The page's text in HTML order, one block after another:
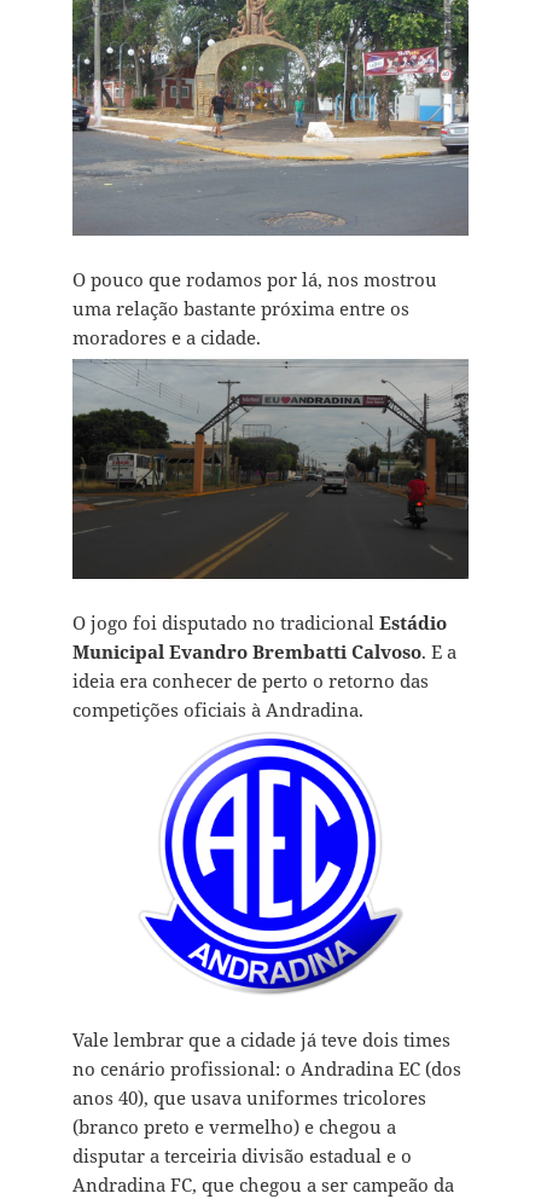
O pouco que rodamos por lá, nos mostrou
uma relação bastante próxima entre os
moradores e a cidade.
O jogo foi disputado no tradicional Estádio
Municipal Evandro Brembatti Calvoso. E a
ideia era conhecer de perto o retorno das
competições oficiais à Andradina.
Vale lembrar que a cidade já teve dois times
no cenário profissional: o Andradina EC (dos
anos 40), que usava uniformes tricolores
(branco preto e vermelho) e chegou a
disputar a terceiria divisão estadual e o
Andradina FC, que chegou a ser campeão da